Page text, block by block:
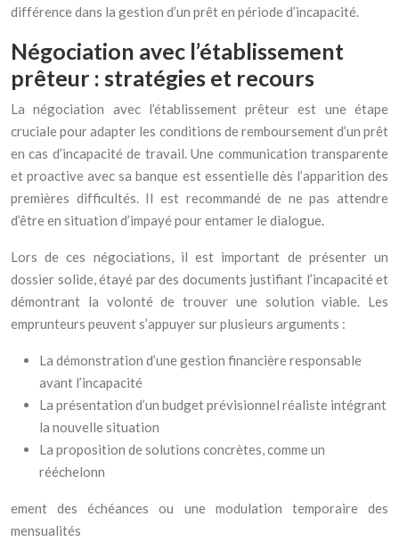
différence dans la gestion d’un prêt en période d’incapacité.
Négociation avec l’établissement
prêteur : stratégies et recours
La négociation avec l’établissement prêteur est une étape
cruciale pour adapter les conditions de remboursement d’un prêt
en cas d’incapacité de travail. Une communication transparente
et proactive avec sa banque est essentielle dès l’apparition des
premières difficultés. Il est recommandé de ne pas attendre
d’être en situation d’impayé pour entamer le dialogue.
Lors de ces négociations, il est important de présenter un
dossier solide, étayé par des documents justifiant l’incapacité et
démontrant la volonté de trouver une solution viable. Les
emprunteurs peuvent s’appuyer sur plusieurs arguments :
La démonstration d’une gestion financière responsable
avant l’incapacité
La présentation d’un budget prévisionnel réaliste intégrant
la nouvelle situation
La proposition de solutions concrètes, comme un
rééchelonn
ement des échéances ou une modulation temporaire des
mensualités